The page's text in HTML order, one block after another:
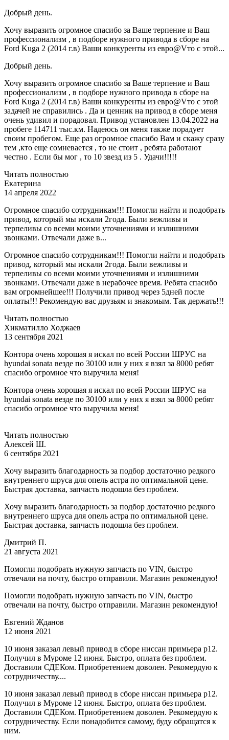
Добрый день.
Хочу выразить огромное спасибо за Ваше терпение и Ваш
профессионализм , в подборе нужного привода в сборе на
Ford Kuga 2 (2014 г.в) Ваши конкуренты из евро@Vто с этой...
Добрый день.
Хочу выразить огромное спасибо за Ваше терпение и Ваш
профессионализм , в подборе нужного привода в сборе на
Ford Kuga 2 (2014 г.в) Ваши конкуренты из евро@Vто с этой
задачей не справились . Да и ценник на привод в сборе меня
очень удивил и порадовал. Привод установлен 13.04.2022 на
пробеге 114711 тыс.км. Надеюсь он меня также порадует
своим пробегом. Еще раз огромное спасибо Вам и скажу сразу
тем ,кто еще сомневается , то не стоит , ребята работают
честно . Если бы мог , то 10 звезд из 5 . Удачи!!!!!
Читать полностью
Екатерина
14 апреля 2022
Огромное спасибо сотрудникам!!! Помогли найти и подобрать
привод, который мы искали 2года. Были вежливы и
терпеливы со всеми моими уточнениями и излишними
звонками. Отвечали даже в...
Огромное спасибо сотрудникам!!! Помогли найти и подобрать
привод, который мы искали 2года. Были вежливы и
терпеливы со всеми моими уточнениями и излишними
звонками. Отвечали даже в нерабочее время. Ребята спасибо
вам огромнейшее!!! Получили привод через 5дней после
оплаты!!! Рекомендую вас друзьям и знакомым. Так держать!!!
Читать полностью
Хикматилло Ходжаев
13 сентября 2021
Контора очень хорошая я искал по всей России ШРУС на
hyundai sonata везде по 30100 или у них я взял за 8000 ребят
спасибо огромное что выручила меня!
Контора очень хорошая я искал по всей России ШРУС на
hyundai sonata везде по 30100 или у них я взял за 8000 ребят
спасибо огромное что выручила меня!
Читать полностью
Алексей Ш.
6 сентября 2021
Хочу выразить благодарность за подбор достаточно редкого
внутреннего шруса для опель астра по оптимальной цене.
Быстрая доставка, запчасть подошла без проблем.
Хочу выразить благодарность за подбор достаточно редкого
внутреннего шруса для опель астра по оптимальной цене.
Быстрая доставка, запчасть подошла без проблем.
Дмитрий П.
21 августа 2021
Помогли подобрать нужную запчасть по VIN, быстро
отвечали на почту, быстро отправили. Магазин рекомендую!
Помогли подобрать нужную запчасть по VIN, быстро
отвечали на почту, быстро отправили. Магазин рекомендую!
Евгений Жданов
12 июня 2021
10 июня заказал левый привод в сборе ниссан примьера р12.
Получил в Муроме 12 июня. Быстро, оплата без проблем.
Доставили СДЕКом. Приобретением доволен. Рекомердую к
сотрудничеству....
10 июня заказал левый привод в сборе ниссан примьера р12.
Получил в Муроме 12 июня. Быстро, оплата без проблем.
Доставили СДЕКом. Приобретением доволен. Рекомердую к
сотрудничеству. Если понадобится самому, буду обращатся к
ним.